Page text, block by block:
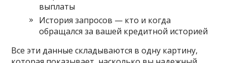
выплаты
История запросов — кто и когда
обращался за вашей кредитной историей
Все эти данные складываются в одну картину,